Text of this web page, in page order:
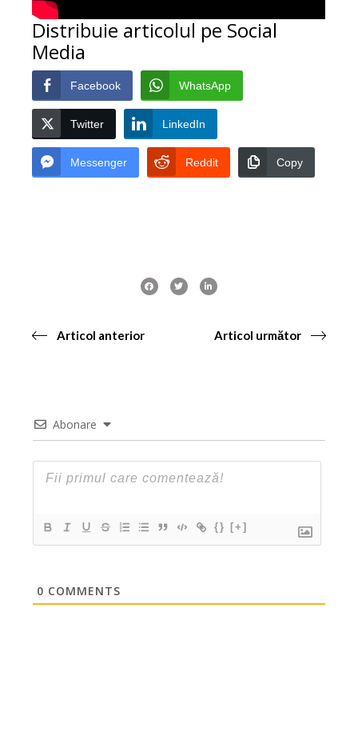
Distribuie articolul pe Social
Media
Facebook WhatsApp
Twitter LinkedIn
Messenger Reddit Copy
Articol anterior Articol următor
Abonare
{} [+]
0 COMMENTS